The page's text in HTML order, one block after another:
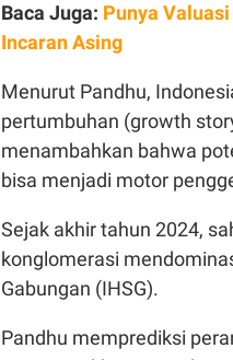
Baca Juga: Punya
Incaran Asing
Menurut Pandhu,
pertumbuhan (growth
menambahkan bahwa
bisa menjadi motor
Sejak akhir tahun 2024,
konglomerasi
Gabungan (IHSG).
Pandhu memprediksi